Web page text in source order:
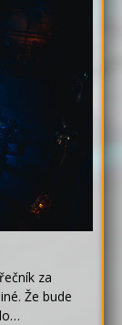
za
Že bude